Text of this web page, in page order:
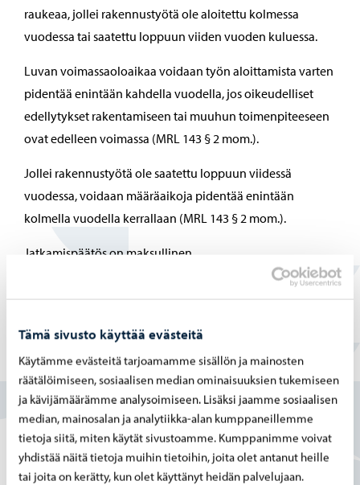
Tämä sivusto käyttää evästeitä
Käytämme evästeitä tarjoamamme sisällön ja mainosten
räätälöimiseen, sosiaalisen median ominaisuuksien tukemiseen
ja kävijämäärämme analysoimiseen. Lisäksi jaamme sosiaalisen
median, mainosalan ja analytiikka-alan kumppaneillemme
tietoja siitä, miten käytät sivustoamme. Kumppanimme voivat
yhdistää näitä tietoja muihin tietoihin, joita olet antanut heille
tai joita on kerätty, kun olet käyttänyt heidän palvelujaan.
raukeaa, jollei rakennustyötä ole aloitettu kolmessa
vuodessa tai saatettu loppuun viiden vuoden kuluessa.
Luvan voimassaoloaikaa voidaan työn aloittamista varten
pidentää enintään kahdella vuodella, jos oikeudelliset
edellytykset rakentamiseen tai muuhun toimenpiteeseen
ovat edelleen voimassa (MRL 143 § 2 mom.).
Jollei rakennustyötä ole saatettu loppuun viidessä
vuodessa, voidaan määräaikoja pidentää enintään
kolmella vuodella kerrallaan (MRL 143 § 2 mom.).
Jatkamispäätös on maksullinen.
Löysitkö etsimäsi tiedon tältä sivulta?
Kyllä
Osittain